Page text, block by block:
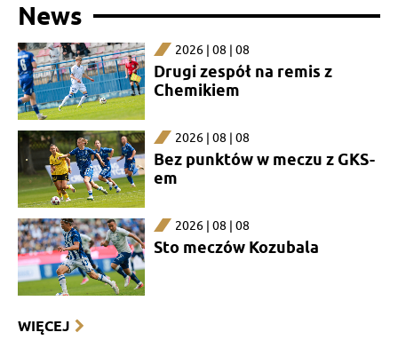
News
2026 | 08 | 08
Drugi zespół na remis z
Chemikiem
2026 | 08 | 08
Bez punktów w meczu z GKS-
em
2026 | 08 | 08
Sto meczów Kozubala
WIĘCEJ